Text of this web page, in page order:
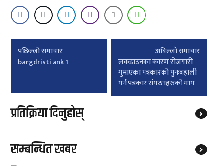
Post
navigation
पछिल्लाे समाचार
bargdristi ank 1
अघिल्लाे समाचार
लकडाउनका कारण रोजगारी
गुमाएका पत्रकारको पुनःबहाली
गर्न पत्रकार संगठनहरुको माग
प्रतिक्रिया दिनुहोस्
सम्बन्धित खबर